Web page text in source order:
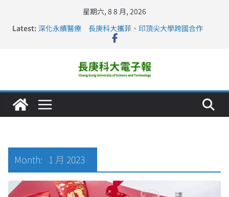
星期六, 8 8 月, 2026
Latest: 深化永續醫療 長庚科大攜菲、印頂尖大學跨國合作
長庚科大訪凱瑟醫療集團、美容學校收穫豐
仁德醫專與長庚科大締結策略聯盟 培育護理尖兵
長庚科大連四年穩居《遠見》醫學大學第5名 辦學實力再
Month: 1 月 2023